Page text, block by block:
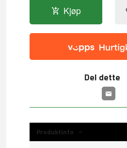
Kjøp
Del dette
Produktinfo